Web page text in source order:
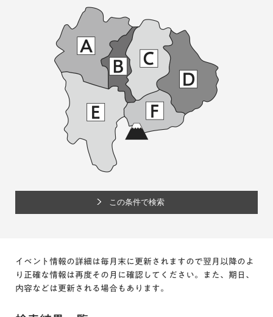
イベント情報の詳細は毎月末に更新されますので翌月以降のよ
り正確な情報は再度その月に確認してください。また、期日、
内容などは更新される場合もあります。